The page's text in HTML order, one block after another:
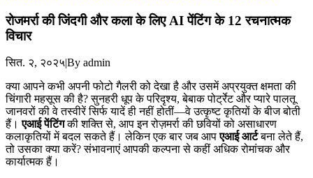
रोजमर्रा की जिंदगी और कला के लिए AI पेंटिंग के 12 रचनात्मक
विचार
सित. २, २०२५|By admin
क्या आपने कभी अपनी फोटो गैलरी को देखा है और उसमें अप्रयुक्त क्षमता की
चिंगारी महसूस की है? सुनहरी धूप के परिदृश्य, बेबाक पोर्ट्रेट और प्यारे पालतू
जानवरों की वे तस्वीरें सिर्फ यादें ही नहीं होतीं—वे उत्कृष्ट कृतियों के बीज बोती
हैं।एआई पेंटिंगकी शक्ति से, आप इन रोज़मर्रा की छवियों को असाधारण
कलाकृतियों में बदल सकते हैं। लेकिन एक बार जब आपएआई आर्टबना लेते हैं,
तो उसका क्या करें? संभावनाएं आपकी कल्पना से कहीं अधिक रोमांचक और
कार्यात्मक हैं।